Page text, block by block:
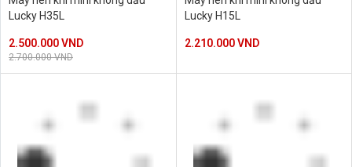
Lucky H35L
2.500.000 VND
2.700.000 VND
Lucky H15L
2.210.000 VND